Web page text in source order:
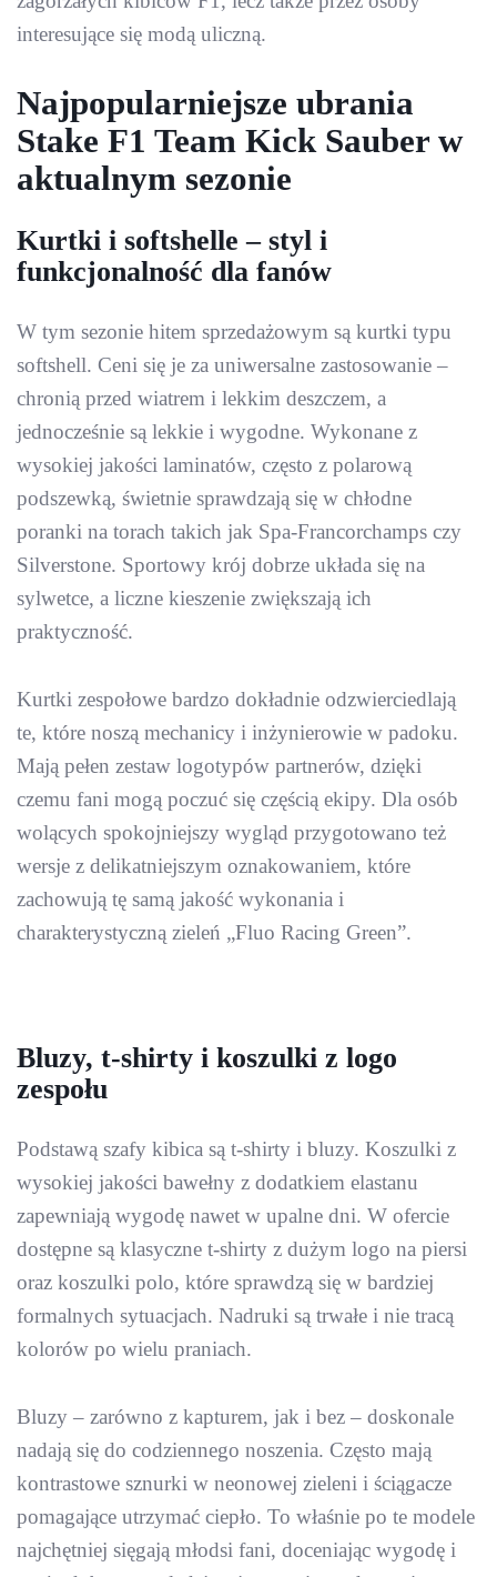
interesujące się modą uliczną.
Najpopularniejsze ubrania
Stake F1 Team Kick Sauber w
aktualnym sezonie
Kurtki i softshelle – styl i
funkcjonalność dla fanów
W tym sezonie hitem sprzedażowym są kurtki typu
softshell. Ceni się je za uniwersalne zastosowanie –
chronią przed wiatrem i lekkim deszczem, a
jednocześnie są lekkie i wygodne. Wykonane z
wysokiej jakości laminatów, często z polarową
podszewką, świetnie sprawdzają się w chłodne
poranki na torach takich jak Spa-Francorchamps czy
Silverstone. Sportowy krój dobrze układa się na
sylwetce, a liczne kieszenie zwiększają ich
praktyczność.
Kurtki zespołowe bardzo dokładnie odzwierciedlają
te, które noszą mechanicy i inżynierowie w padoku.
Mają pełen zestaw logotypów partnerów, dzięki
czemu fani mogą poczuć się częścią ekipy. Dla osób
wolących spokojniejszy wygląd przygotowano też
wersje z delikatniejszym oznakowaniem, które
zachowują tę samą jakość wykonania i
charakterystyczną zieleń „Fluo Racing Green”.
Bluzy, t-shirty i koszulki z logo
zespołu
Podstawą szafy kibica są t-shirty i bluzy. Koszulki z
wysokiej jakości bawełny z dodatkiem elastanu
zapewniają wygodę nawet w upalne dni. W ofercie
dostępne są klasyczne t-shirty z dużym logo na piersi
oraz koszulki polo, które sprawdzą się w bardziej
formalnych sytuacjach. Nadruki są trwałe i nie tracą
kolorów po wielu praniach.
Bluzy – zarówno z kapturem, jak i bez – doskonale
nadają się do codziennego noszenia. Często mają
kontrastowe sznurki w neonowej zieleni i ściągacze
pomagające utrzymać ciepło. To właśnie po te modele
najchętniej sięgają młodsi fani, doceniając wygodę i